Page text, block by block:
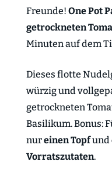
Freunde! One Pot
getrockneten
Minuten auf dem
Dieses flotte
würzig und
getrockneten
Basilikum. Bonus:
nureinen Topfund
Vorratszutaten.